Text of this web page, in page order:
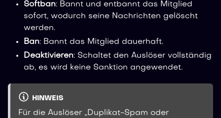
Softban: Bannt und entbannt das Mitglied
sofort, wodurch seine Nachrichten gelöscht
werden.
Ban: Bannt das Mitglied dauerhaft.
Deaktivieren: Schaltet den Auslöser vollständig
ab, es wird keine Sanktion angewendet.
HINWEIS
Für die Auslöser „Duplikat-Spam oder